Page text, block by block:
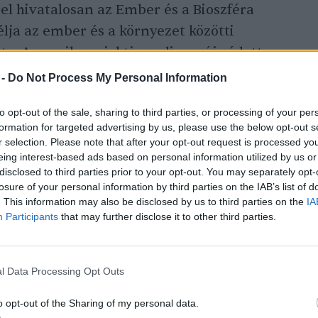
Do Not Process My Personal Information
opt-out of the sale, sharing to third parties, or processing of your
for targeted advertising by us, please use the below opt-out
selection. Please note that after your opt-out request is processed
interest-based ads based on personal information utilized by us
to third parties prior to your opt-out. You may separately
of your personal information by third parties on the IAB’s list of
This information may also be disclosed by us to third parties on the
Participants that may further disclose it to other third parties.
Data Processing Opt Outs
opt-out of the Sharing of my personal data.
hivatalosan az Ember és a Bioszféra
az ember és a környezet közötti
Az egyik projektje pedig az új védett
összehangolt világhálózatának
738 bioszféra-rezervátum létezik, köztük
öt országon belüli van – az Aggteleki,
Kiskunsági és a Pilisi Bioszféra-rezervátum
ez aMura-Dráva-DunaBioszféra-